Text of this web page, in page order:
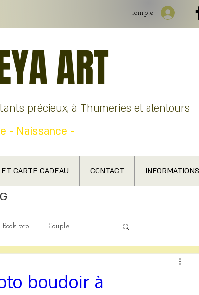
Mon compte
ART
précieux, à Thumeries et alentours
- Naissance -
ET CARTE CADEAU CONTACT INFORMATIONS
Book pro Couple
boudoir à